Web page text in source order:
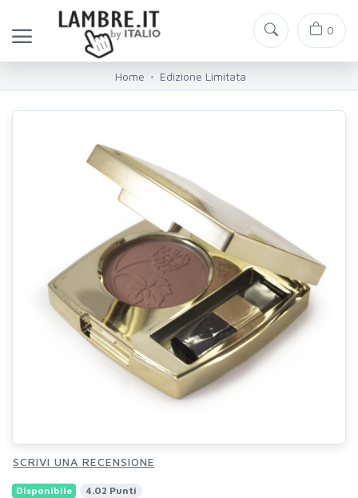
0
Home Edizione Limitata
SCRIVI UNA RECENSIONE
Disponibile 4.02 Punti